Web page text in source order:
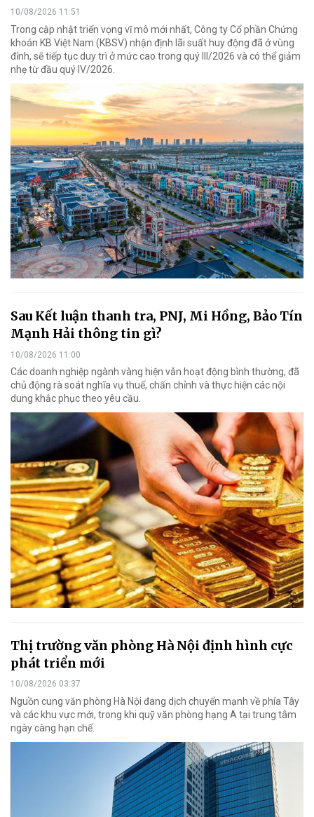
10/08/2026 11:51
Trong cập nhật triển vọng vĩ mô mới nhất, Công ty Cổ phần Chứng
khoán KB Việt Nam (KBSV) nhận định lãi suất huy động đã ở vùng
đỉnh, sẽ tiếp tục duy trì ở mức cao trong quý III/2026 và có thể giảm
nhẹ từ đầu quý IV/2026.
Sau Kết luận thanh tra, PNJ, Mi Hồng, Bảo Tín
Mạnh Hải thông tin gì?
10/08/2026 11:00
Các doanh nghiệp ngành vàng hiện vẫn hoạt động bình thường, đã
chủ động rà soát nghĩa vụ thuế, chấn chỉnh và thực hiện các nội
dung khắc phục theo yêu cầu.
Thị trường văn phòng Hà Nội định hình cực
phát triển mới
10/08/2026 03:37
Nguồn cung văn phòng Hà Nội đang dịch chuyển mạnh về phía Tây
và các khu vực mới, trong khi quỹ văn phòng hạng A tại trung tâm
ngày càng hạn chế.